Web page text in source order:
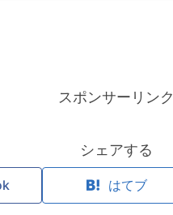
スポンサーリンク
シェアする
はてブ